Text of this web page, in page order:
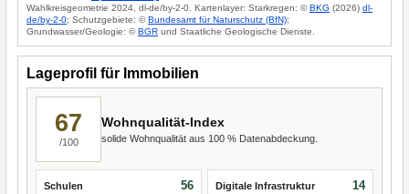
Wahlkreisgeometrie 2024, dl-de/by-2-0. Kartenlayer: Starkregen: ©BKG (2026) dl-
de/by-2-0; Schutzgebiete: ©Bundesamt für Naturschutz (BfN);
Grundwasser/Geologie: ©BGR und Staatliche Geologische Dienste.
Lageprofil für Immobilien
67
/100
Wohnqualität-Index
solide Wohnqualität aus 100 % Datenabdeckung.
Schulen 56 Digitale Infrastruktur 14